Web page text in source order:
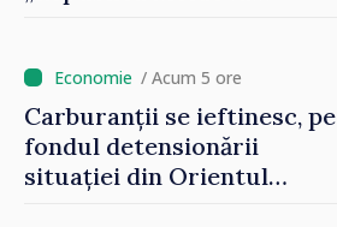
hotare, că merită să devină
parte a marii familii
europene”
/ Acum 5 ore
Carburanții se ieftinesc, pe
fondul detensionării
situației din Orientul